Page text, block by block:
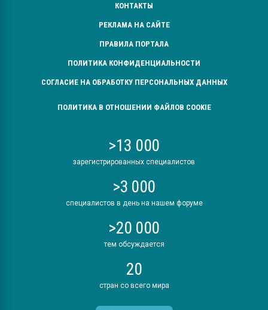
КОНТАКТЫ
РЕКЛАМА НА САЙТЕ
ПРАВИЛА ПОРТАЛА
ПОЛИТИКА КОНФИДЕНЦИАЛЬНОСТИ
СОГЛАСИЕ НА ОБРАБОТКУ ПЕРСОНАЛЬНЫХ ДАННЫХ
ПОЛИТИКА В ОТНОШЕНИИ ФАЙЛОВ COOKIE
>13 000
зарегистрированных специалистов
>3 000
специалистов в день на нашем форуме
>20 000
тем обсуждается
20
стран со всего мира